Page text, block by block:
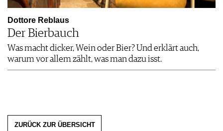
Dottore Reblaus
Der Bierbauch
Was macht dicker, Wein oder Bier? Und erklärt auch,
warum vor allem zählt, was man dazu isst.
ZURÜCK ZUR ÜBERSICHT